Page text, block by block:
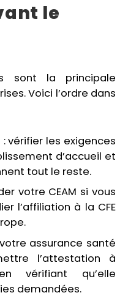
le
sont la principale
Voici l’ordre dans
vérifier les exigences
d’accueil et
tout le reste.
votre CEAM si vous
l’affiliation à la CFE
assurance santé
l’attestation à
vérifiant qu’elle
demandées.